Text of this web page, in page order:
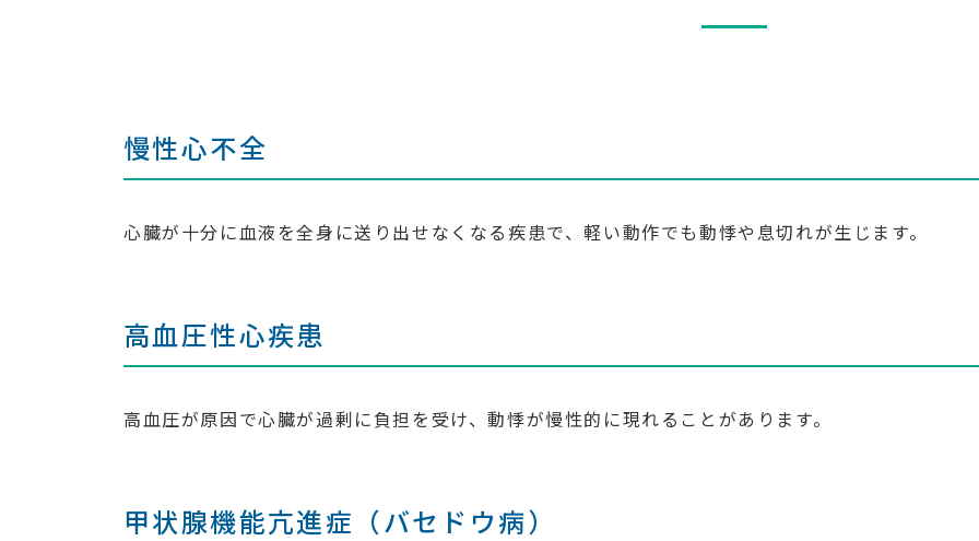
慢性心不全
心臓が十分に血液を全身に送り出せなくなる疾患で、軽い動作でも動悸や息切れが生じます。
高血圧性心疾患
高血圧が原因で心臓が過剰に負担を受け、動悸が慢性的に現れることがあります。
甲状腺機能亢進症（バセドウ病）